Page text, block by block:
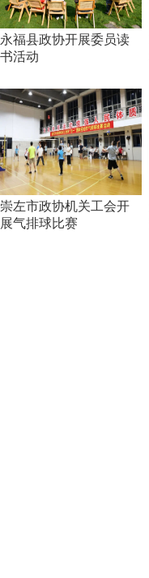
永福县政协开展委员读
书活动
崇左市政协机关工会开
展气排球比赛